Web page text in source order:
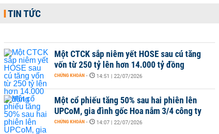
TIN TỨC
Một CTCK sắp niêm yết HOSE sau cú tăng
vốn từ 250 tỷ lên hơn 14.000 tỷ đồng
CHỨNG KHOÁN - 14:51 | 22/07/2026
Một cổ phiếu tăng 50% sau hai phiên lên
UPCoM, gia đình gốc Hoa nắm 3/4 công ty
CHỨNG KHOÁN - 14:07 | 22/07/2026